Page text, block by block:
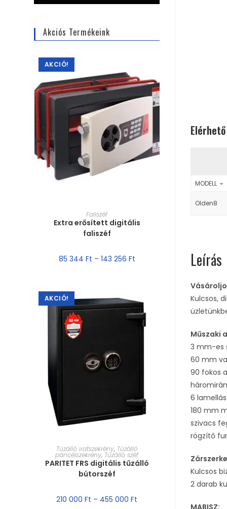
MODELL
Olden8
Leírás
Kulcsos,
Műszaki
3 mm-es
60 mm
90 fokos
6
180 mm
szivacs
rögzítő
Kulcsos
2 darab
Akciós Termékeink
AKCIÓ!
MÉRET VÁLASZTÁSA
Faliszéf
Extra erősített digitális
faliszéf
85 344 Ft – 143 256 Ft
AKCIÓ!
MÉRET VÁLASZTÁSA
Tűzálló iratszekrény, Tűzálló
páncélszekrény, Tűzálló széf
PARITET FRS digitális tűzálló
bútorszéf
210 000Ft – 455 000Ft